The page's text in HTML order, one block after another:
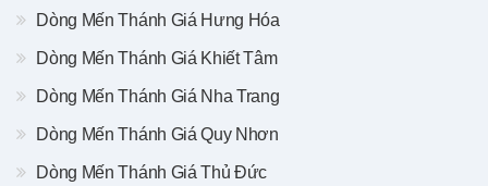
Dòng Mến Thánh Giá Hưng Hóa
Dòng Mến Thánh Giá Khiết Tâm
Dòng Mến Thánh Giá Nha Trang
Dòng Mến Thánh Giá Quy Nhơn
Dòng Mến Thánh Giá Thủ Đức